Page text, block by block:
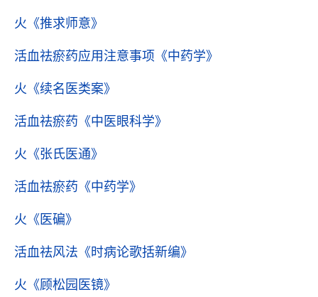
火 《推求师意》
活血祛瘀药应用注意事项 《中药学》
火 《续名医类案》
活血祛瘀药 《中医眼科学》
火 《张氏医通》
活血祛瘀药 《中药学》
火 《医碥》
活血祛风法 《时病论歌括新编》
火 《顾松园医镜》